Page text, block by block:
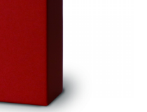
プバッグ空袋
封かんワイヤー